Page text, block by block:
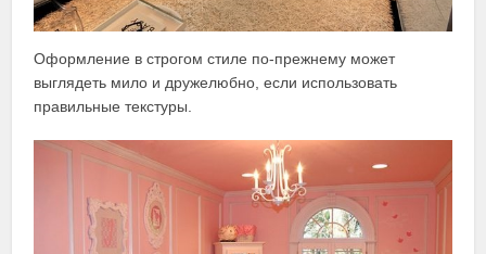
Оформление в строгом стиле по-прежнему может
выглядеть мило и дружелюбно, если использовать
правильные текстуры.